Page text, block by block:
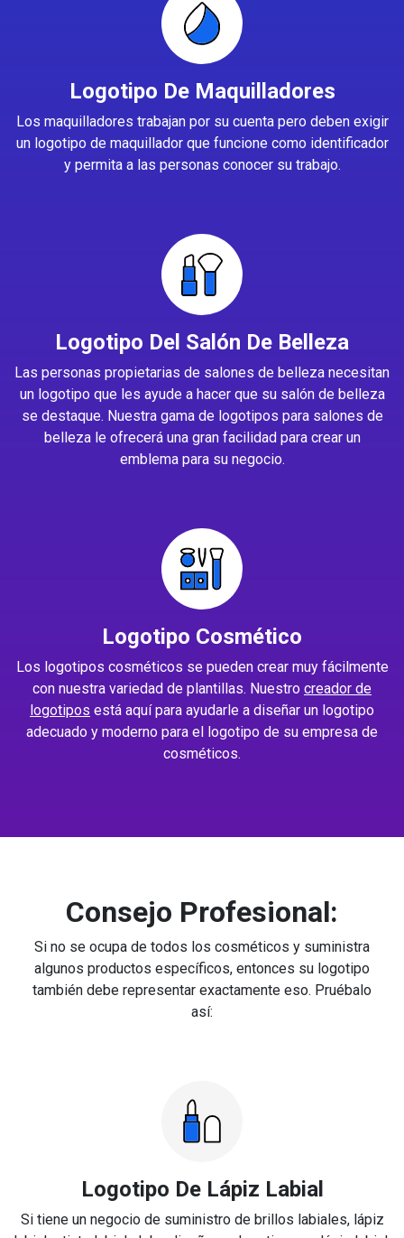
Logotipo De Maquilladores
Los maquilladores trabajan por su cuenta pero deben exigir
un logotipo de maquillador que funcione como identificador
y permita a las personas conocer su trabajo.
Logotipo Del Salón De Belleza
Las personas propietarias de salones de belleza necesitan
un logotipo que les ayude a hacer que su salón de belleza
se destaque. Nuestra gama de logotipos para salones de
belleza le ofrecerá una gran facilidad para crear un
emblema para su negocio.
Logotipo Cosmético
Los logotipos cosméticos se pueden crear muy fácilmente
con nuestra variedad de plantillas. Nuestro creador de
logotipos está aquí para ayudarle a diseñar un logotipo
adecuado y moderno para el logotipo de su empresa de
cosméticos.
Consejo Profesional:
Si no se ocupa de todos los cosméticos y suministra
algunos productos específicos, entonces su logotipo
también debe representar exactamente eso. Pruébalo
así:
Logotipo De Lápiz Labial
Si tiene un negocio de suministro de brillos labiales, lápiz